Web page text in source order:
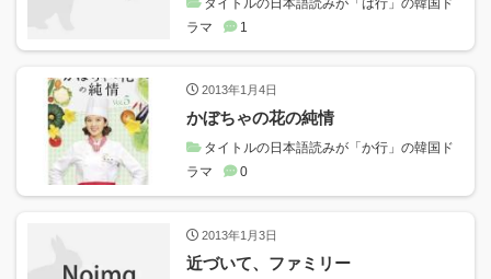
ラマ
1
2013年1月4日
かぼちゃの花の純情
タイトルの日本語読みが「か行」の韓国ド
ラマ
0
2013年1月3日
近づいて、ファミリー